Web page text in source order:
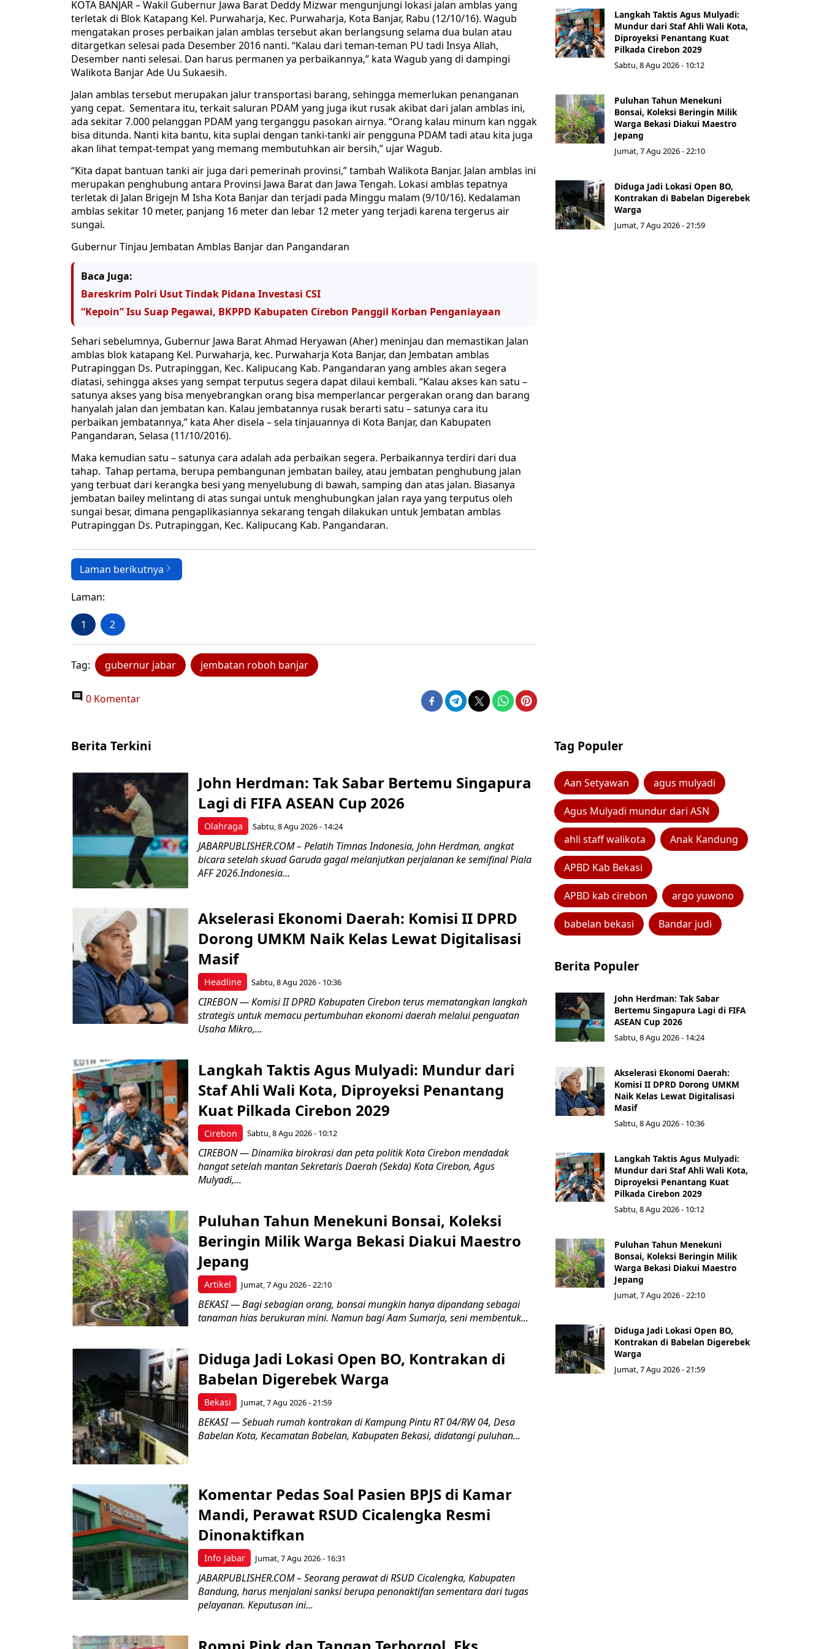
KOTA BANJAR – Wakil Gubernur Jawa Barat Deddy Mizwar mengunjungi lokasi jalan amblas yang
terletak di Blok Katapang Kel. Purwaharja, Kec. Purwaharja, Kota Banjar, Rabu (12/10/16). Wagub
mengatakan proses perbaikan jalan amblas tersebut akan berlangsung selama dua bulan atau
ditargetkan selesai pada Desember 2016 nanti. “Kalau dari teman-teman PU tadi Insya Allah,
Desember nanti selesai. Dan harus permanen ya perbaikannya,” kata Wagub yang di dampingi
Walikota Banjar Ade Uu Sukaesih.
Jalan amblas tersebut merupakan jalur transportasi barang, sehingga memerlukan penanganan
yang cepat. Sementara itu, terkait saluran PDAM yang juga ikut rusak akibat dari jalan amblas ini,
ada sekitar 7.000 pelanggan PDAM yang terganggu pasokan airnya. “Orang kalau minum kan nggak
bisa ditunda. Nanti kita bantu, kita suplai dengan tanki-tanki air pengguna PDAM tadi atau kita juga
akan lihat tempat-tempat yang memang membutuhkan air bersih,” ujar Wagub.
“Kita dapat bantuan tanki air juga dari pemerinah provinsi,” tambah Walikota Banjar. Jalan amblas ini
merupakan penghubung antara Provinsi Jawa Barat dan Jawa Tengah. Lokasi amblas tepatnya
terletak di Jalan Brigejn M Isha Kota Banjar dan terjadi pada Minggu malam (9/10/16). Kedalaman
amblas sekitar 10 meter, panjang 16 meter dan lebar 12 meter yang terjadi karena tergerus air
sungai.
Gubernur Tinjau Jembatan Amblas Banjar dan Pangandaran
Baca Juga:
Bareskrim Polri Usut Tindak Pidana Investasi CSI
“Kepoin” Isu Suap Pegawai, BKPPD Kabupaten Cirebon Panggil Korban Penganiayaan
Sehari sebelumnya, Gubernur Jawa Barat Ahmad Heryawan (Aher) meninjau dan memastikan Jalan
amblas blok katapang Kel. Purwaharja, kec. Purwaharja Kota Banjar, dan Jembatan amblas
Putrapinggan Ds. Putrapinggan, Kec. Kalipucang Kab. Pangandaran yang ambles akan segera
diatasi, sehingga akses yang sempat terputus segera dapat dilaui kembali. “Kalau akses kan satu –
satunya akses yang bisa menyebrangkan orang bisa memperlancar pergerakan orang dan barang
hanyalah jalan dan jembatan kan. Kalau jembatannya rusak berarti satu – satunya cara itu
perbaikan jembatannya,” kata Aher disela – sela tinjauannya di Kota Banjar, dan Kabupaten
Pangandaran, Selasa (11/10/2016).
Maka kemudian satu – satunya cara adalah ada perbaikan segera. Perbaikannya terdiri dari dua
tahap. Tahap pertama, berupa pembangunan jembatan bailey, atau jembatan penghubung jalan
yang terbuat dari kerangka besi yang menyelubung di bawah, samping dan atas jalan. Biasanya
jembatan bailey melintang di atas sungai untuk menghubungkan jalan raya yang terputus oleh
sungai besar, dimana pengaplikasiannya sekarang tengah dilakukan untuk Jembatan amblas
Putrapinggan Ds. Putrapinggan, Kec. Kalipucang Kab. Pangandaran.
Laman berikutnya
Laman:
1 2
Tag: gubernur jabar jembatan roboh banjar
0 Komentar
Langkah Taktis Agus Mulyadi:
Mundur dari Staf Ahli Wali Kota,
Diproyeksi Penantang Kuat
Pilkada Cirebon 2029
Sabtu, 8 Agu 2026 - 10:12
Puluhan Tahun Menekuni
Bonsai, Koleksi Beringin Milik
Warga Bekasi Diakui Maestro
Jepang
Jumat, 7 Agu 2026 - 22:10
Diduga Jadi Lokasi Open BO,
Kontrakan di Babelan Digerebek
Warga
Jumat, 7 Agu 2026 - 21:59
Berita Terkini
Olahraga
John Herdman: Tak Sabar Bertemu Singapura
Lagi di FIFA ASEAN Cup 2026
Sabtu, 8 Agu 2026 - 14:24
JABARPUBLISHER.COM – Pelatih Timnas Indonesia, John Herdman, angkat
bicara setelah skuad Garuda gagal melanjutkan perjalanan ke semifinal Piala
AFF 2026.Indonesia...
Headline
Akselerasi Ekonomi Daerah: Komisi II DPRD
Dorong UMKM Naik Kelas Lewat Digitalisasi
Masif
Sabtu, 8 Agu 2026 - 10:36
CIREBON — Komisi II DPRD Kabupaten Cirebon terus mematangkan langkah
strategis untuk memacu pertumbuhan ekonomi daerah melalui penguatan
Usaha Mikro,...
Cirebon
Langkah Taktis Agus Mulyadi: Mundur dari
Staf Ahli Wali Kota, Diproyeksi Penantang
Kuat Pilkada Cirebon 2029
Sabtu, 8 Agu 2026 - 10:12
CIREBON — Dinamika birokrasi dan peta politik Kota Cirebon mendadak
hangat setelah mantan Sekretaris Daerah (Sekda) Kota Cirebon, Agus
Mulyadi,...
Artikel
Puluhan Tahun Menekuni Bonsai, Koleksi
Beringin Milik Warga Bekasi Diakui Maestro
Jepang
Jumat, 7 Agu 2026 - 22:10
BEKASI — Bagi sebagian orang, bonsai mungkin hanya dipandang sebagai
tanaman hias berukuran mini. Namun bagi Aam Sumarja, seni membentuk...
Bekasi
Diduga Jadi Lokasi Open BO, Kontrakan di
Babelan Digerebek Warga
Jumat, 7 Agu 2026 - 21:59
BEKASI — Sebuah rumah kontrakan di Kampung Pintu RT 04/RW 04, Desa
Babelan Kota, Kecamatan Babelan, Kabupaten Bekasi, didatangi puluhan...
Info Jabar
Komentar Pedas Soal Pasien BPJS di Kamar
Mandi, Perawat RSUD Cicalengka Resmi
Dinonaktifkan
Jumat, 7 Agu 2026 - 16:31
JABARPUBLISHER.COM – Seorang perawat di RSUD Cicalengka, Kabupaten
Bandung, harus menjalani sanksi berupa penonaktifan sementara dari tugas
pelayanan. Keputusan ini...
Tag Populer
Aan Setyawan agus mulyadi
Agus Mulyadi mundur dari ASN
ahli staff walikota Anak Kandung
APBD Kab Bekasi
APBD kab cirebon argo yuwono
babelan bekasi Bandar judi
Berita Populer
John Herdman: Tak Sabar
Bertemu Singapura Lagi di FIFA
ASEAN Cup 2026
Sabtu, 8 Agu 2026 - 14:24
Akselerasi Ekonomi Daerah:
Komisi II DPRD Dorong UMKM
Naik Kelas Lewat Digitalisasi
Masif
Sabtu, 8 Agu 2026 - 10:36
Langkah Taktis Agus Mulyadi:
Mundur dari Staf Ahli Wali Kota,
Diproyeksi Penantang Kuat
Pilkada Cirebon 2029
Sabtu, 8 Agu 2026 - 10:12
Puluhan Tahun Menekuni
Bonsai, Koleksi Beringin Milik
Warga Bekasi Diakui Maestro
Jepang
Jumat, 7 Agu 2026 - 22:10
Diduga Jadi Lokasi Open BO,
Kontrakan di Babelan Digerebek
Warga
Jumat, 7 Agu 2026 - 21:59